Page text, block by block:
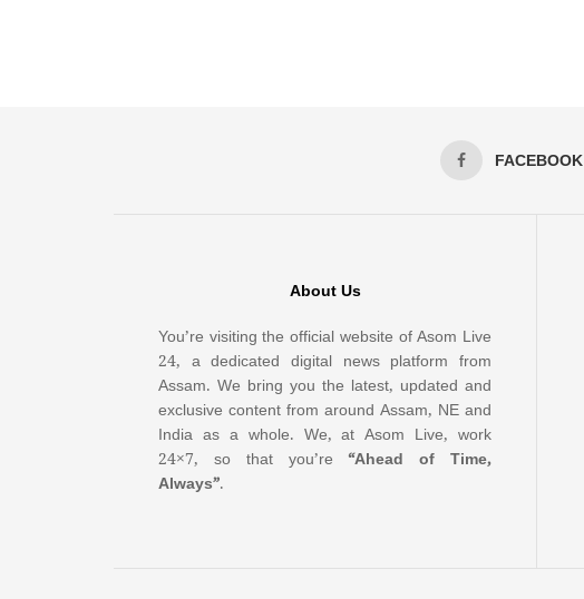
FACEBOOK
About Us
You’re visiting the official website of Asom Live
24, a dedicated digital news platform from
Assam. We bring you the latest, updated and
exclusive content from around Assam, NE and
India as a whole. We, at Asom Live, work
24×7, so that you’re“Ahead of Time,
Always”.